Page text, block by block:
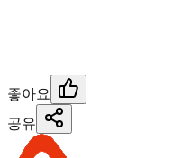
좋아요
공유